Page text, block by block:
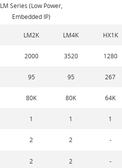
LM Series (Low Power,
Embedded IP)
LM2K LM4K HX1K
2000 3520 1280
95 95 267
80K 80K 64K
1 1 1
2 2 -
2 2 -